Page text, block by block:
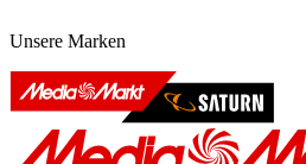
Unsere Marken